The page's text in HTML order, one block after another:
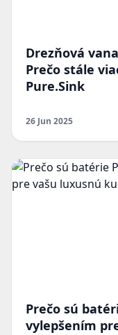
Drezňová
Prečo stále
Pure.Sink
26 Jun 2025
Prečo sú
vylepšením